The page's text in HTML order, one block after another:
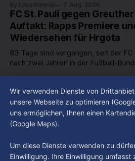
in unserer Stadt an? Fragen, die von
um 18 Uhr beantwortet werden - auf
By Luca Kimmel 7. Aug. 2026
FC St. Pauli gegen
Auftakt: Rapps Premiere
Wiedersehen für Hrgota
83 Tage sind vergangen, seit der FC
nach zwei Jahren in der Fußball-
haben den Kiezclub verlassen. Dafür
Wochen einige
Im Gespräch mit Christian
Gast: Götz Tintelnot
By Luca Kimmel 6. Aug. 2026
Nissi's Kunstwelt - Folge 18
By Luca Kimmel 6. Aug. 2026
Wir verwenden Dienste von
unsere Webseite zu optimieren
uns ermöglichen, Ihnen einen
(Google Maps).
Um diese Dienste verwenden zu
Einwilligung. Ihre Einwilligung